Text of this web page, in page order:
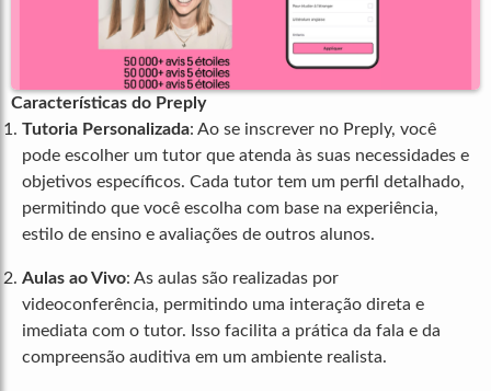
Características do Preply
Tutoria Personalizada: Ao se inscrever no Preply, você
pode escolher um tutor que atenda às suas necessidades e
objetivos específicos. Cada tutor tem um perfil detalhado,
permitindo que você escolha com base na experiência,
estilo de ensino e avaliações de outros alunos.
Aulas ao Vivo: As aulas são realizadas por
videoconferência, permitindo uma interação direta e
imediata com o tutor. Isso facilita a prática da fala e da
compreensão auditiva em um ambiente realista.